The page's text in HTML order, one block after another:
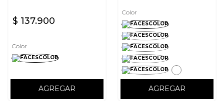
$ 137.900
Color
AGREGAR
Color
AGREGAR